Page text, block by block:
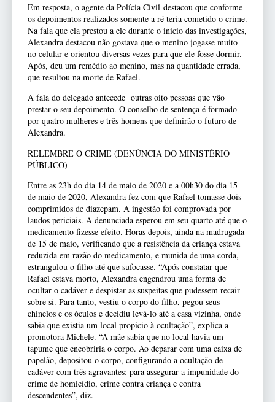
Em resposta, o agente da Polícia Civil destacou que conforme
os depoimentos realizados somente a ré teria cometido o crime.
Na fala que ela prestou a ele durante o início das investigações,
Alexandra destacou não gostava que o menino jogasse muito
no celular e orientou diversas vezes para que ele fosse dormir.
Após, deu um remédio ao menino, mas na quantidade errada,
que resultou na morte de Rafael.
A fala do delegado antecede outras oito pessoas que vão
prestar o seu depoimento. O conselho de sentença é formado
por quatro mulheres e três homens que definirão o futuro de
Alexandra.
RELEMBRE O CRIME (DENÚNCIA DO MINISTÉRIO
PÚBLICO)
Entre as 23h do dia 14 de maio de 2020 e a 00h30 do dia 15
de maio de 2020, Alexandra fez com que Rafael tomasse dois
comprimidos de diazepam. A ingestão foi comprovada por
laudos periciais. A denunciada esperou em seu quarto até que o
medicamento fizesse efeito. Horas depois, ainda na madrugada
de 15 de maio, verificando que a resistência da criança estava
reduzida em razão do medicamento, e munida de uma corda,
estrangulou o filho até que sufocasse. “Após constatar que
Rafael estava morto, Alexandra engendrou uma forma de
ocultar o cadáver e despistar as suspeitas que pudessem recair
sobre si. Para tanto, vestiu o corpo do filho, pegou seus
chinelos e os óculos e decidiu levá-lo até a casa vizinha, onde
sabia que existia um local propício à ocultação”, explica a
promotora Michele. “A mãe sabia que no local havia um
tapume que encobriria o corpo. Ao deparar com uma caixa de
papelão, depositou o corpo, configurando a ocultação de
cadáver com três agravantes: para assegurar a impunidade do
crime de homicídio, crime contra criança e contra
descendentes”, diz.